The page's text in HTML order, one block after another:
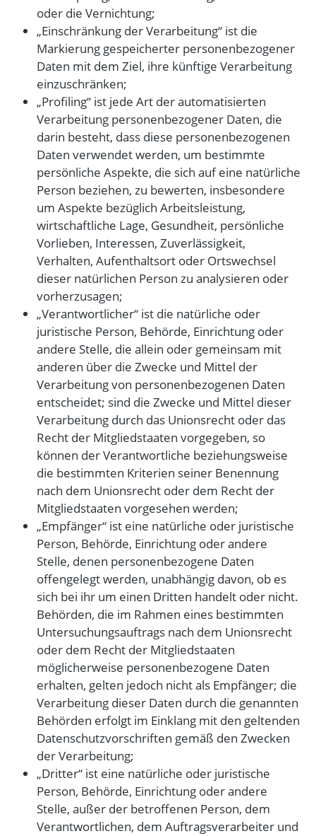
oder die Vernichtung;
„Einschränkung der Verarbeitung“ ist die
Markierung gespeicherter personenbezogener
Daten mit dem Ziel, ihre künftige Verarbeitung
einzuschränken;
„Profiling“ ist jede Art der automatisierten
Verarbeitung personenbezogener Daten, die
darin besteht, dass diese personenbezogenen
Daten verwendet werden, um bestimmte
persönliche Aspekte, die sich auf eine natürliche
Person beziehen, zu bewerten, insbesondere
um Aspekte bezüglich Arbeitsleistung,
wirtschaftliche Lage, Gesundheit, persönliche
Vorlieben, Interessen, Zuverlässigkeit,
Verhalten, Aufenthaltsort oder Ortswechsel
dieser natürlichen Person zu analysieren oder
vorherzusagen;
„Verantwortlicher“ ist die natürliche oder
juristische Person, Behörde, Einrichtung oder
andere Stelle, die allein oder gemeinsam mit
anderen über die Zwecke und Mittel der
Verarbeitung von personenbezogenen Daten
entscheidet; sind die Zwecke und Mittel dieser
Verarbeitung durch das Unionsrecht oder das
Recht der Mitgliedstaaten vorgegeben, so
können der Verantwortliche beziehungsweise
die bestimmten Kriterien seiner Benennung
nach dem Unionsrecht oder dem Recht der
Mitgliedstaaten vorgesehen werden;
„Empfänger“ ist eine natürliche oder juristische
Person, Behörde, Einrichtung oder andere
Stelle, denen personenbezogene Daten
offengelegt werden, unabhängig davon, ob es
sich bei ihr um einen Dritten handelt oder nicht.
Behörden, die im Rahmen eines bestimmten
Untersuchungsauftrags nach dem Unionsrecht
oder dem Recht der Mitgliedstaaten
möglicherweise personenbezogene Daten
erhalten, gelten jedoch nicht als Empfänger; die
Verarbeitung dieser Daten durch die genannten
Behörden erfolgt im Einklang mit den geltenden
Datenschutzvorschriften gemäß den Zwecken
der Verarbeitung;
„Dritter“ ist eine natürliche oder juristische
Person, Behörde, Einrichtung oder andere
Stelle, außer der betroffenen Person, dem
Verantwortlichen, dem Auftragsverarbeiter und